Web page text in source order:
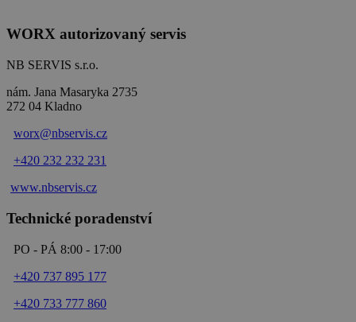
WORX autorizovaný servis
NB SERVIS s.r.o.
nám. Jana Masaryka 2735
272 04 Kladno
worx@nbservis.cz
+420 232 232 231
www.nbservis.cz
Technické poradenství
PO - PÁ 8:00 - 17:00
+420 737 895 177
+420 733 777 860